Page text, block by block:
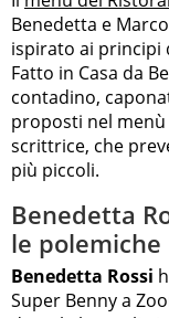
Benedetta e
ispirato ai principi
Fatto in Casa da
contadino,
proposti nel
scrittrice, che
più piccoli.
Benedetta
le polemiche
Benedetta Rossi
Super Benny a